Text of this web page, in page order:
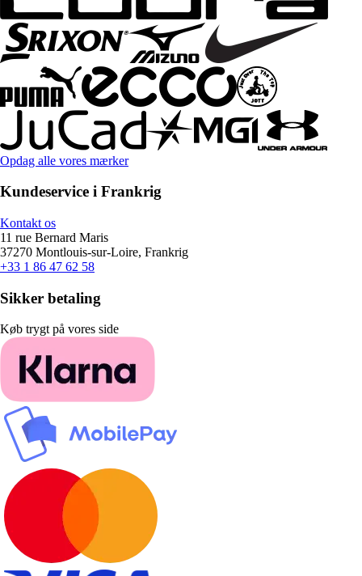
Opdag alle vores mærker
Kundeservice i Frankrig
Kontakt os
11 rue Bernard Maris
37270 Montlouis-sur-Loire, Frankrig
+33 1 86 47 62 58
Sikker betaling
Køb trygt på vores side